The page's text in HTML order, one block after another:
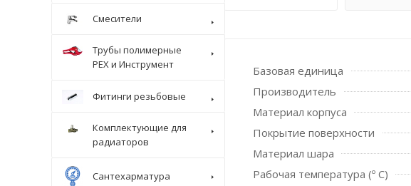
Базовая единица
Производитель
Материал корпуса
Покрытие поверхности
Материал шара
Рабочая температура (º С)
Смесители
Трубы полимерные
PEX и Инструмент
Фитинги резьбовые
Комплектующие для
радиаторов
Сантехарматура